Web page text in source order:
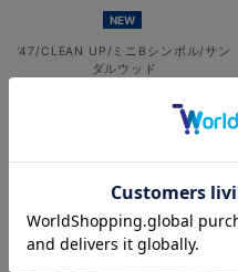
NEW
’47/CLEAN UP/ミニBシンボル/サン
ダルウッド